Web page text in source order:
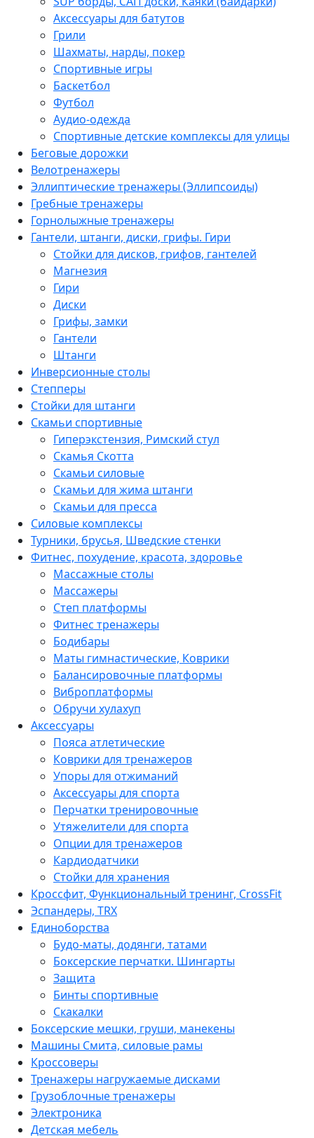
Аксессуары для батутов
Грили
Шахматы, нарды, покер
Спортивные игры
Баскетбол
Футбол
Аудио-одежда
Спортивные детские комплексы для улицы
Беговые дорожки
Велотренажеры
Эллиптические тренажеры (Эллипсоиды)
Гребные тренажеры
Горнолыжные тренажеры
Гантели, штанги, диски, грифы. Гири
Стойки для дисков, грифов, гантелей
Магнезия
Гири
Диски
Грифы, замки
Гантели
Штанги
Инверсионные столы
Степперы
Стойки для штанги
Скамьи спортивные
Гиперэкстензия, Римский стул
Скамья Скотта
Скамьи силовые
Скамьи для жима штанги
Скамьи для пресса
Силовые комплексы
Турники, брусья, Шведские стенки
Фитнес, похудение, красота, здоровье
Массажные столы
Массажеры
Степ платформы
Фитнес тренажеры
Бодибары
Маты гимнастические, Коврики
Балансировочные платформы
Виброплатформы
Обручи хулахуп
Аксессуары
Пояса атлетические
Коврики для тренажеров
Упоры для отжиманий
Аксессуары для спорта
Перчатки тренировочные
Утяжелители для спорта
Опции для тренажеров
Кардиодатчики
Стойки для хранения
Кроссфит, Функциональный тренинг, CrossFit
Эспандеры, TRX
Единоборства
Будо-маты, додянги, татами
Боксерские перчатки. Шингарты
Защита
Бинты спортивные
Скакалки
Боксерские мешки, груши, манекены
Машины Смита, силовые рамы
Кроссоверы
Тренажеры нагружаемые дисками
Грузоблочные тренажеры
Электроника
Детская мебель